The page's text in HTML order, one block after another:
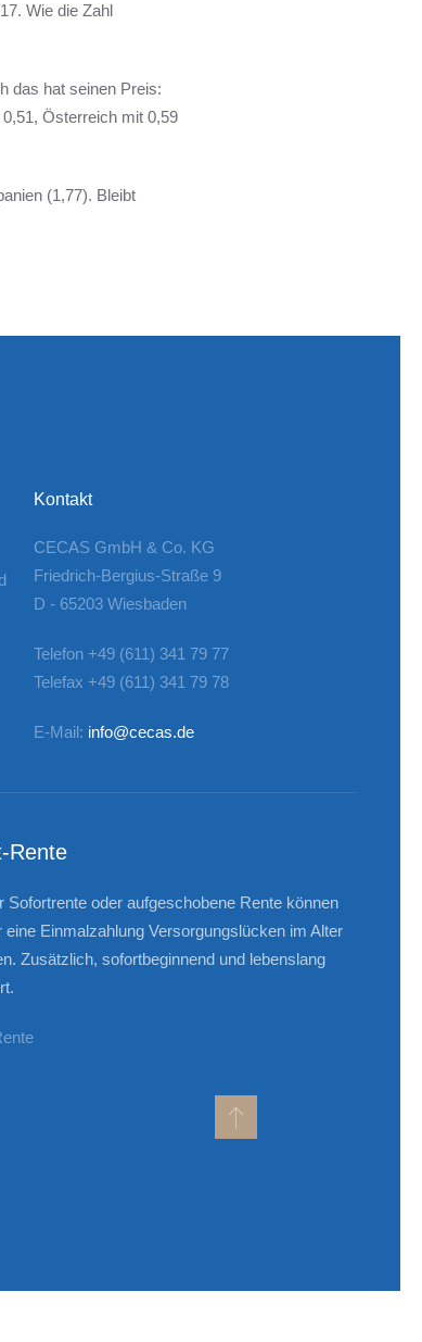
Wie die Zahl
das hat seinen Preis:
Österreich mit 0,59
(1,77). Bleibt
Kontakt
CECAS GmbH & Co. KG
Friedrich-Bergius-Straße 9
D - 65203 Wiesbaden
Telefon +49 (611) 341 79 77
Telefax +49 (611) 341 79 78
E-Mail: info@cecas.de
Rente
Sofortrente oder aufgeschobene Rente können
eine Einmalzahlung Versorgungslücken im Alter
Zusätzlich, sofortbeginnend und lebenslang